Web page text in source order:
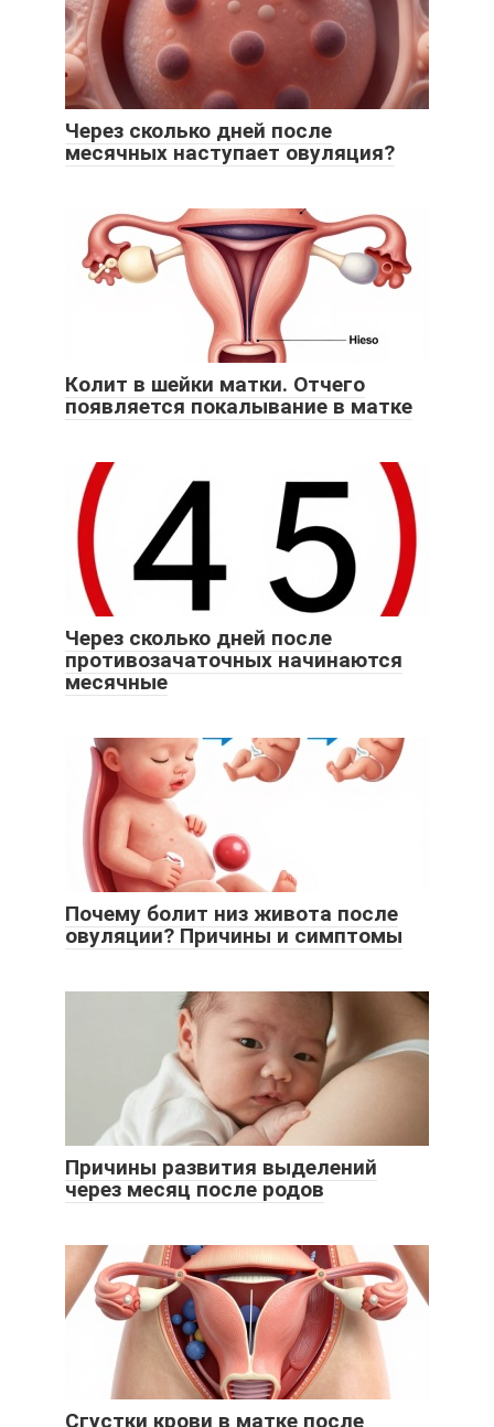
Через сколько дней после
месячных наступает овуляция?
Колит в шейки матки. Отчего
появляется покалывание в матке
Через сколько дней после
противозачаточных начинаются
месячные
Почему болит низ живота после
овуляции? Причины и симптомы
Причины развития выделений
через месяц после родов
Сгустки крови в матке после